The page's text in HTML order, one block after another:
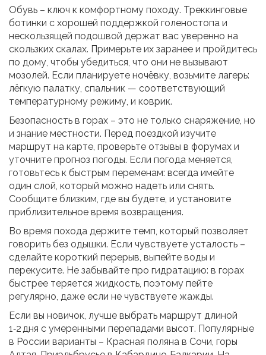
Обувь – ключ к комфортному походу. Треккинговые
ботинки с хорошей поддержкой голеностопа и
нескользящей подошвой держат вас уверенно на
скользких скалах. Примерьте их заранее и пройдитесь
по дому, чтобы убедиться, что они не вызывают
мозолей. Если планируете ночёвку, возьмите лагерь:
лёгкую палатку, спальник — соответствующий
температурному режиму, и коврик.
Безопасность в горах – это не только снаряжение, но
и знание местности. Перед поездкой изучите
маршрут на карте, проверьте отзывы в форумах и
уточните прогноз погоды. Если погода меняется,
готовьтесь к быстрым переменам: всегда имейте
один слой, который можно надеть или снять.
Сообщите близким, где вы будете, и установите
приблизительное время возвращения.
Во время похода держите темп, который позволяет
говорить без одышки. Если чувствуете усталость –
сделайте короткий перерыв, выпейте воды и
перекусите. Не забывайте про гидратацию: в горах
быстрее теряется жидкость, поэтому пейте
регулярно, даже если не чувствуете жажды.
Если вы новичок, лучше выбрать маршрут длиной
1‑2 дня с умеренными перепадами высот. Популярные
в России варианты – Красная поляна в Сочи, горы